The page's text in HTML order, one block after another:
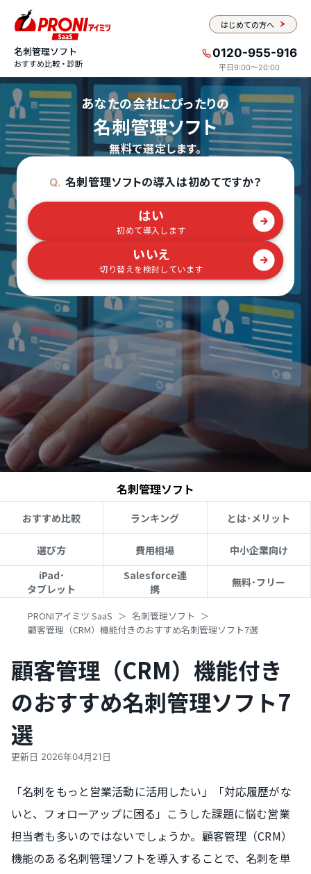
はじめての方へ
名刺管理ソフト
おすすめ比較・診断
0120-955-916
平日9:00〜20:00
あなたの会社にぴったりの
名刺管理ソフト
無料で選定します。
Q. 名刺管理ソフトの導入は初めてですか？
はい
初めて導入します
いいえ
切り替えを検討しています
名刺管理ソフト
おすすめ比較 ランキング とは･メリット
選び方 費用相場
中小企業向け
iPad･
タブレット
Salesforce連
携
無料･フリー
PRONIアイミツ SaaS
名刺管理ソフト
顧客管理（CRM）機能付きのおすすめ名刺管理ソフト7選
顧客管理（CRM）機能付き
のおすすめ名刺管理ソフト7
選
更新日 2026年04月21日
「名刺をもっと営業活動に活用したい」「対応履歴がな
いと、フォローアップに困る」こうした課題に悩む営業
担当者も多いのではないでしょうか。顧客管理（CRM）
機能のある名刺管理ソフトを導入することで、名刺を単